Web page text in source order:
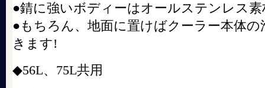
●錆に強いボディーはオールステンレス素
●もちろん、地面に置けばクーラー本体
きます!
◆56L、75L共用